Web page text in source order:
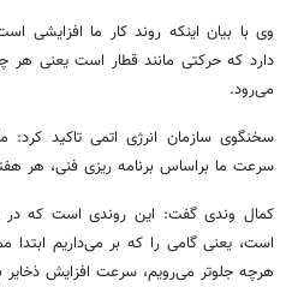
وی با بیان اینکه روند کار ما افزایشی
دارد که حرکتی مانند قطار است یعنی هر
می‌رود.
سخنگوی سازمان انرژی اتمی تاکید کرد:
سرعت ما براساس برنامه ریزی فنی، هر
کمال وندی گفت: این روندی است که در
است، یعنی گامی را که بر می‌داریم
هرچه جلوتر می‌رویم، سرعت افزایش ذخایر